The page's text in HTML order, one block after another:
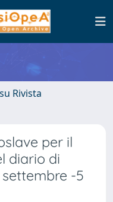
Rivista
per il
diario di
-5